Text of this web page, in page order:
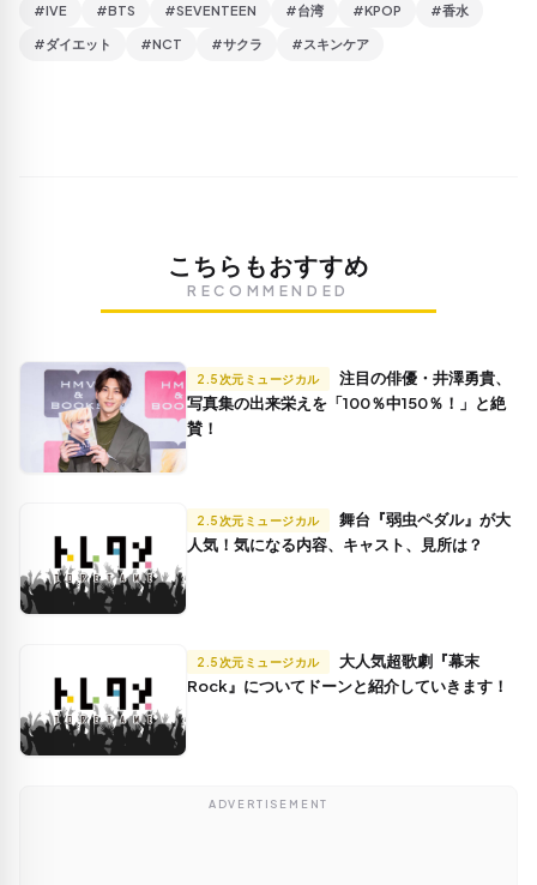
#IVE #BTS #SEVENTEEN #台湾 #KPOP #香水
#ダイエット #NCT #サクラ #スキンケア
こちらもおすすめ
RECOMMENDED
2.5次元ミュージカル
写真集の出来栄えを「100％中150％！」と絶
賛！
2.5次元ミュージカル
人気！気になる内容、キャスト、見所は？
2.5次元ミュージカル
Rock』についてドーンと紹介していきます！
ADVERTISEMENT